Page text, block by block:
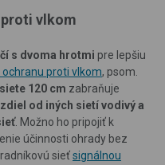
vlkom
s dvoma hrotmi pre lepšiu
ochranu proti vlkom, psom.
120 cm zabraňuje
od iných sietí vodivý a
. Možno ho pripojiť k
účinnosti ohrady bez
sieťsignálnou